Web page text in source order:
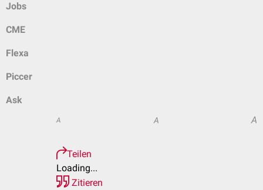
Jobs
CME
Flexa
Piccer
Ask
A A A
Teilen
Loading...
Zitieren